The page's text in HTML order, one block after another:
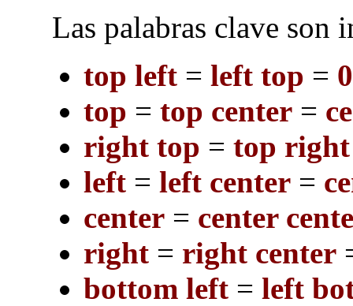
Las palabras clave son
top left= left top =
top = top center=
right top = top right
left= left center=
center= center
right= right center
bottom left= left